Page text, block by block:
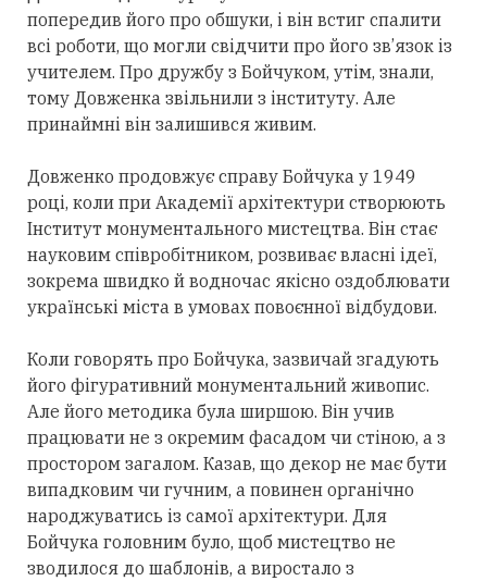
попередив його про обшуки, і він встиг спалити
всі роботи, що могли свідчити про його зв’язок із
учителем. Про дружбу з Бойчуком, утім, знали,
тому Довженка звільнили з інституту. Але
принаймні він залишився живим.
Довженко продовжує справу Бойчука у 1949
році, коли при Академії архітектури створюють
Інститут монументального мистецтва. Він стає
науковим співробітником, розвиває власні ідеї,
зокрема швидко й водночас якісно оздоблювати
українські міста в умовах повоєнної відбудови.
Коли говорять про Бойчука, зазвичай згадують
його фігуративний монументальний живопис.
Але його методика була ширшою. Він учив
працювати не з окремим фасадом чи стіною, а з
простором загалом. Казав, що декор не має бути
випадковим чи гучним, а повинен органічно
народжуватись із самої архітектури. Для
Бойчука головним було, щоб мистецтво не
зводилося до шаблонів, а виростало з